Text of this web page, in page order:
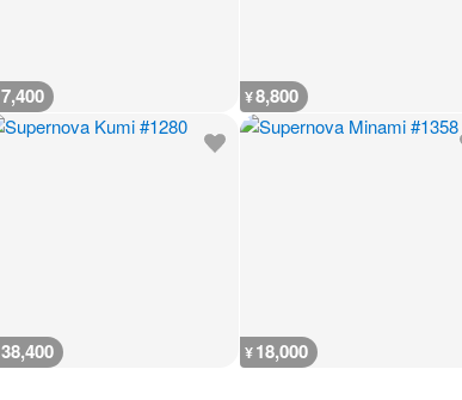
7,400 ¥8,800
38,400 ¥18,000